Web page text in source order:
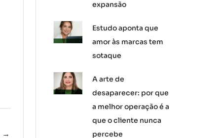
→
expansão
Estudo aponta que
amor às marcas tem
sotaque
A arte de
desaparecer: por que
a melhor operação é a
que o cliente nunca
percebe